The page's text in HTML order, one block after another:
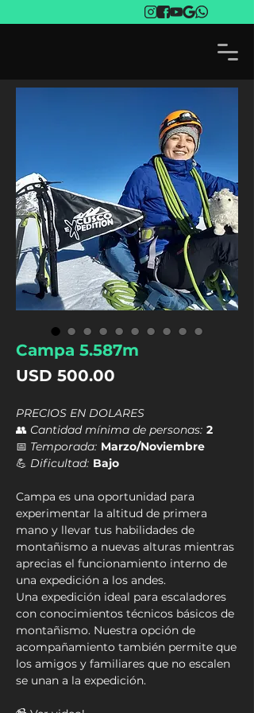
Campa 5.587m
USD 500.00
PRECIOS EN DOLARES
👥 Cantidad mínima de personas: 2
📅 Temporada: Marzo/Noviembre
💪 Dificultad: Bajo
Campa es una oportunidad para
experimentar la altitud de primera
mano y llevar tus habilidades de
montañismo a nuevas alturas mientras
aprecias el funcionamiento interno de
una expedición a los andes.
Una expedición ideal para escaladores
con conocimientos técnicos básicos de
montañismo. Nuestra opción de
acompañamiento también permite que
los amigos y familiares que no escalen
se unan a la expedición.